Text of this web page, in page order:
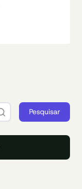
Pesquisar